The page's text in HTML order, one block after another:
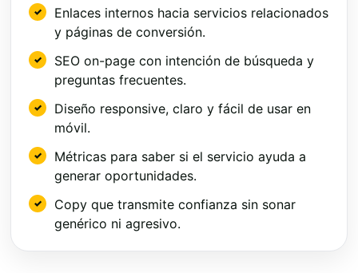
Enlaces internos hacia servicios relacionados
y páginas de conversión.
SEO on-page con intención de búsqueda y
preguntas frecuentes.
Diseño responsive, claro y fácil de usar en
móvil.
Métricas para saber si el servicio ayuda a
generar oportunidades.
Copy que transmite confianza sin sonar
genérico ni agresivo.